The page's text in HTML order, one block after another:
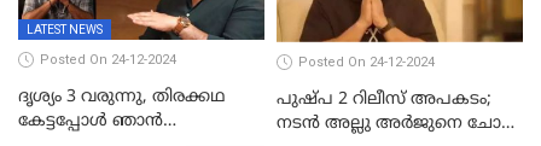
LATEST NEWS
Posted On 24-12-2024
ദൃശ്യം 3 വരുന്നു, തിരക്കഥ
കേട്ടപ്പോള്‍ ഞാന്‍
Posted On 24-12-2024
പുഷ്പ 2 റിലീസ് അപകടം;
നടന്‍ അല്ലു അര്‍ജുനെ ചോദ്യം